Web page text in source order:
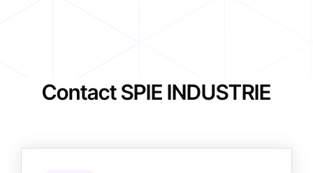
Contact SPIE INDUSTRIE